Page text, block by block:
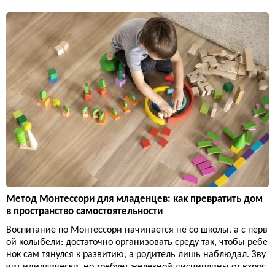
Метод Монтессори для младенцев: как превратить дом
в пространство самостоятельности
Воспитание по Монтессори начинается не со школы, а с перв
ой колыбели: достаточно организовать среду так, чтобы ребе
нок сам тянулся к развитию, а родитель лишь наблюдал. Зву